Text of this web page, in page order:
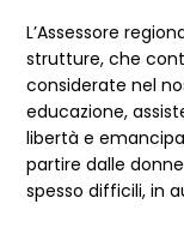
L’Assessore
strutture, che
considerate nel
educazione,
libertà e
partire dalle
spesso difficili, in